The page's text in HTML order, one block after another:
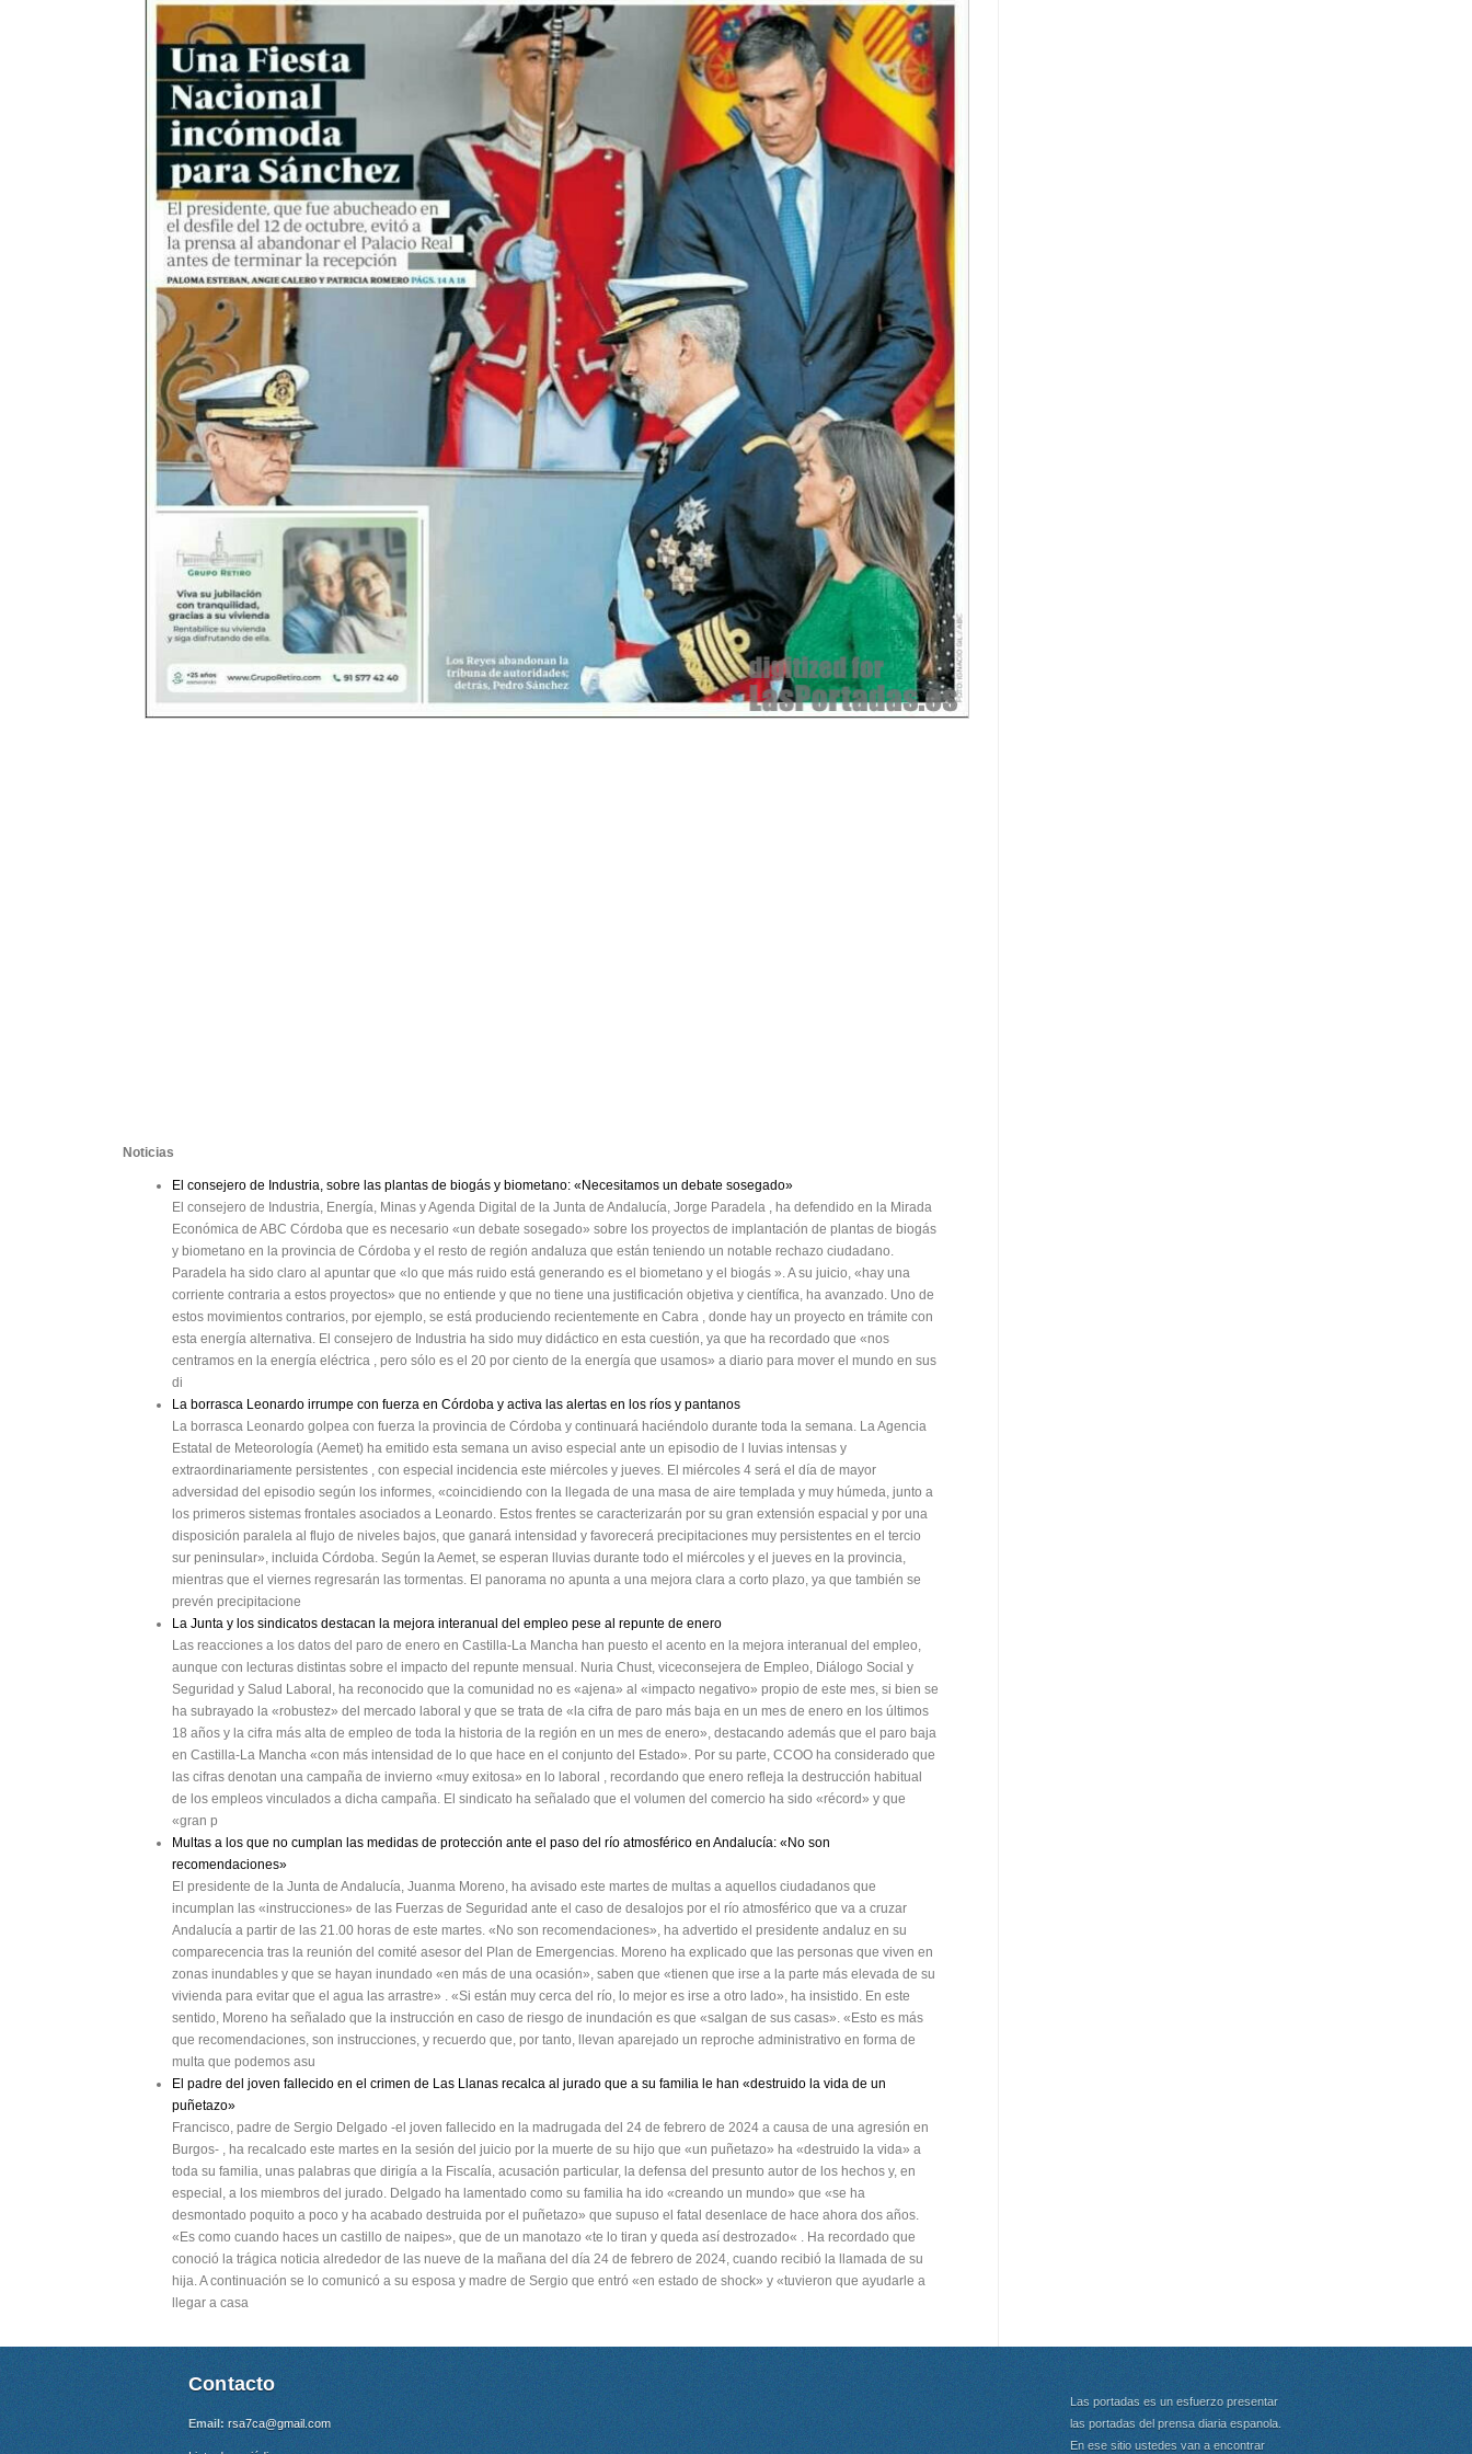
Noticias
El consejero de Industria, sobre las plantas de biogás y biometano: «Necesitamos un debate sosegado»
El consejero de Industria, Energía, Minas y Agenda Digital de la Junta de Andalucía, Jorge Paradela , ha defendido en la Mirada
Económica de ABC Córdoba que es necesario «un debate sosegado» sobre los proyectos de implantación de plantas de biogás
y biometano en la provincia de Córdoba y el resto de región andaluza que están teniendo un notable rechazo ciudadano.
Paradela ha sido claro al apuntar que «lo que más ruido está generando es el biometano y el biogás ». A su juicio, «hay una
corriente contraria a estos proyectos» que no entiende y que no tiene una justificación objetiva y científica, ha avanzado. Uno de
estos movimientos contrarios, por ejemplo, se está produciendo recientemente en Cabra , donde hay un proyecto en trámite con
esta energía alternativa. El consejero de Industria ha sido muy didáctico en esta cuestión, ya que ha recordado que «nos
centramos en la energía eléctrica , pero sólo es el 20 por ciento de la energía que usamos» a diario para mover el mundo en sus
di
La borrasca Leonardo irrumpe con fuerza en Córdoba y activa las alertas en los ríos y pantanos
La borrasca Leonardo golpea con fuerza la provincia de Córdoba y continuará haciéndolo durante toda la semana. La Agencia
Estatal de Meteorología (Aemet) ha emitido esta semana un aviso especial ante un episodio de l luvias intensas y
extraordinariamente persistentes , con especial incidencia este miércoles y jueves. El miércoles 4 será el día de mayor
adversidad del episodio según los informes, «coincidiendo con la llegada de una masa de aire templada y muy húmeda, junto a
los primeros sistemas frontales asociados a Leonardo. Estos frentes se caracterizarán por su gran extensión espacial y por una
disposición paralela al flujo de niveles bajos, que ganará intensidad y favorecerá precipitaciones muy persistentes en el tercio
sur peninsular», incluida Córdoba. Según la Aemet, se esperan lluvias durante todo el miércoles y el jueves en la provincia,
mientras que el viernes regresarán las tormentas. El panorama no apunta a una mejora clara a corto plazo, ya que también se
prevén precipitacione
La Junta y los sindicatos destacan la mejora interanual del empleo pese al repunte de enero
Las reacciones a los datos del paro de enero en Castilla-La Mancha han puesto el acento en la mejora interanual del empleo,
aunque con lecturas distintas sobre el impacto del repunte mensual. Nuria Chust, viceconsejera de Empleo, Diálogo Social y
Seguridad y Salud Laboral, ha reconocido que la comunidad no es «ajena» al «impacto negativo» propio de este mes, si bien se
ha subrayado la «robustez» del mercado laboral y que se trata de «la cifra de paro más baja en un mes de enero en los últimos
18 años y la cifra más alta de empleo de toda la historia de la región en un mes de enero», destacando además que el paro baja
en Castilla-La Mancha «con más intensidad de lo que hace en el conjunto del Estado». Por su parte, CCOO ha considerado que
las cifras denotan una campaña de invierno «muy exitosa» en lo laboral , recordando que enero refleja la destrucción habitual
de los empleos vinculados a dicha campaña. El sindicato ha señalado que el volumen del comercio ha sido «récord» y que
«gran p
Multas a los que no cumplan las medidas de protección ante el paso del río atmosférico en Andalucía: «No son
recomendaciones»
El presidente de la Junta de Andalucía, Juanma Moreno, ha avisado este martes de multas a aquellos ciudadanos que
incumplan las «instrucciones» de las Fuerzas de Seguridad ante el caso de desalojos por el río atmosférico que va a cruzar
Andalucía a partir de las 21.00 horas de este martes. «No son recomendaciones», ha advertido el presidente andaluz en su
comparecencia tras la reunión del comité asesor del Plan de Emergencias. Moreno ha explicado que las personas que viven en
zonas inundables y que se hayan inundado «en más de una ocasión», saben que «tienen que irse a la parte más elevada de su
vivienda para evitar que el agua las arrastre» . «Si están muy cerca del río, lo mejor es irse a otro lado», ha insistido. En este
sentido, Moreno ha señalado que la instrucción en caso de riesgo de inundación es que «salgan de sus casas». «Esto es más
que recomendaciones, son instrucciones, y recuerdo que, por tanto, llevan aparejado un reproche administrativo en forma de
multa que podemos asu
El padre del joven fallecido en el crimen de Las Llanas recalca al jurado que a su familia le han «destruido la vida de un
puñetazo»
Francisco, padre de Sergio Delgado -el joven fallecido en la madrugada del 24 de febrero de 2024 a causa de una agresión en
Burgos- , ha recalcado este martes en la sesión del juicio por la muerte de su hijo que «un puñetazo» ha «destruido la vida» a
toda su familia, unas palabras que dirigía a la Fiscalía, acusación particular, la defensa del presunto autor de los hechos y, en
especial, a los miembros del jurado. Delgado ha lamentado como su familia ha ido «creando un mundo» que «se ha
desmontado poquito a poco y ha acabado destruida por el puñetazo» que supuso el fatal desenlace de hace ahora dos años.
«Es como cuando haces un castillo de naipes», que de un manotazo «te lo tiran y queda así destrozado« . Ha recordado que
conoció la trágica noticia alrededor de las nueve de la mañana del día 24 de febrero de 2024, cuando recibió la llamada de su
hija. A continuación se lo comunicó a su esposa y madre de Sergio que entró «en estado de shock» y «tuvieron que ayudarle a
llegar a casa
Contacto
Email: rsa7ca@gmail.com
Las portadas es un esfuerzo presentar
las portadas del prensa diaria espanola.
En ese sitio ustedes van a encontrar